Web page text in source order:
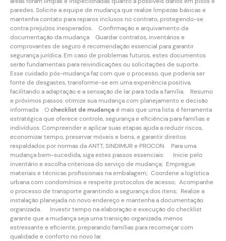
paredes. Solicite a equipe de mudança que realize limpezas básicas e
mantenha contato para reparos inclusos no contrato, protegendo-se
contra prejuízos inesperados. Confirmação e arquivamento da
documentação da mudança Guardar contratos, inventários e
comprovantes de seguro é recomendação essencial para garantir
segurança jurídica. Em caso de problemas futuros, estes documentos
serão fundamentais para reivindicações ou solicitações de suporte.
Esse cuidado pós-mudança faz com que o processo, que poderia ser
fonte de desgastes, transforme-se em uma experiência positiva,
facilitando a adaptação e a sensação de lar para toda a família. Resumo
e próximos passos: otimize sua mudança com planejamento e decisão
informada Ochecklist de mudançaé mais que uma lista: é ferramenta
estratégica que oferece controle, segurança e eficiência para famílias e
indivíduos. Compreender e aplicar suas etapas ajuda a reduzir riscos,
economizar tempo, preservar móveis e bens, e garantir direitos
respaldados por normas da ANTT, SINDIMUR e PROCON. Para uma
mudança bem-sucedida, siga estes passos essenciais: Inicie pelo
inventário e escolha criteriosa do serviço de mudança; Empregue
materiais e técnicas profissionais na embalagem; Coordene a logística
urbana com condomínios e respeite protocolos de acesso; Acompanhe
o processo de transporte garantindo a segurança dos itens; Realize a
instalação planejada no novo endereço e mantenha a documentação
organizada. Investir tempo na elaboração e execução do checklist
garante que a mudança seja uma transição organizada, menos
estressante e eficiente, preparando famílias para recomeçar com
qualidade e conforto no novo lar.